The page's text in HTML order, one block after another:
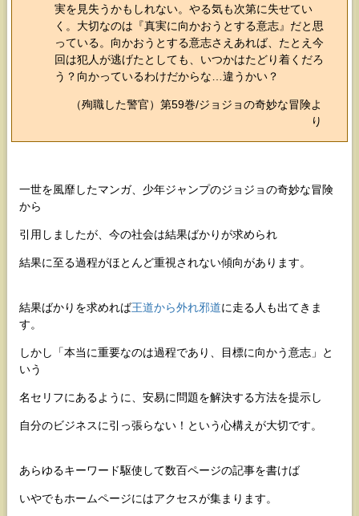
実を見失うかもしれない。やる気も次第に失せてい
く。大切なのは『真実に向かおうとする意志』だと思
っている。向かおうとする意志さえあれば、たとえ今
回は犯人が逃げたとしても、いつかはたどり着くだろ
う？向かっているわけだからな…違うかい？
（殉職した警官）第59巻/ジョジョの奇妙な冒険よ
り
一世を風靡したマンガ、少年ジャンプのジョジョの奇妙な冒険
から
引用しましたが、今の社会は結果ばかりが求められ
結果に至る過程がほとんど重視されない傾向があります。
結果ばかりを求めれば王道から外れ邪道に走る人も出てきま
す。
しかし「本当に重要なのは過程であり、目標に向かう意志」と
いう
名セリフにあるように、安易に問題を解決する方法を提示し
自分のビジネスに引っ張らない！という心構えが大切です。
あらゆるキーワード駆使して数百ページの記事を書けば
いやでもホームページにはアクセスが集まります。